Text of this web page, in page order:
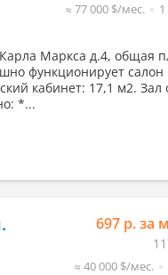
≈ 77 000 $/мес.
Маркса д.4, общая
функционирует салон
кабинет: 17,1 м2. Зал
*...
697 р. за м
≈ 40 000 $/мес.